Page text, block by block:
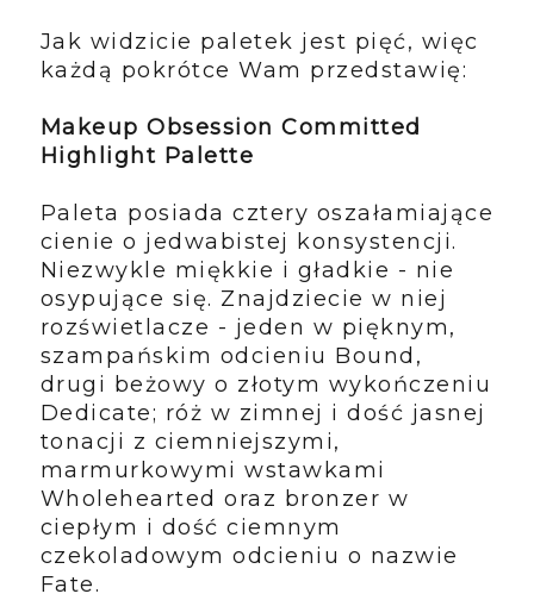
Jak widzicie paletek jest pięć, więc
każdą pokrótce Wam przedstawię:
Makeup ObsessionCommitted
Highlight Palette
Paleta posiada cztery oszałamiające
cienie o jedwabistej konsystencji.
Niezwykle miękkie i gładkie - nie
osypujące się. Znajdziecie w niej
rozświetlacze - jeden w pięknym,
szampańskim odcieniu Bound,
drugi beżowy o złotym wykończeniu
Dedicate; róż w zimnej i dość jasnej
tonacji z ciemniejszymi,
marmurkowymi wstawkami
Wholehearted oraz bronzer w
ciepłym i dość ciemnym
czekoladowym odcieniu o nazwie
Fate.